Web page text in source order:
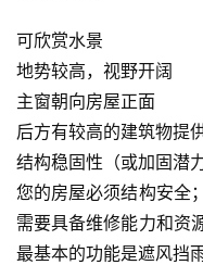
可欣赏水景
地势较高，视野开阔
主窗朝向房屋正面
后方有较高的建筑物提
结构稳固性（或加固潜力
您的房屋必须结构安全
需要具备维修能力和资
最基本的功能是遮风挡雨